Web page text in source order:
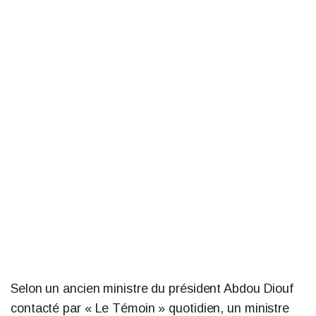
Selon un ancien ministre du président Abdou Diouf
contacté par « Le Témoin » quotidien, un ministre